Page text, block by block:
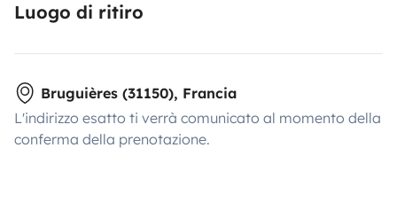
Luogo di ritiro
Bruguières (31150), Francia
L'indirizzo esatto ti verrà comunicato al momento della
conferma della prenotazione.